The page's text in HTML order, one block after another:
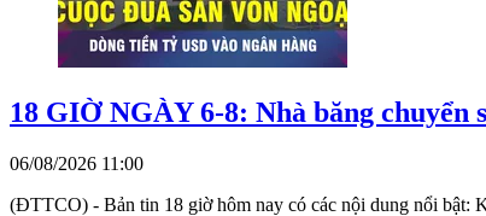
18 GIỜ NGÀY 6-8: Nhà băng chuyển
06/08/2026 11:00
(ĐTTCO) - Bản tin 18 giờ hôm nay có các nội dung nổi bật: